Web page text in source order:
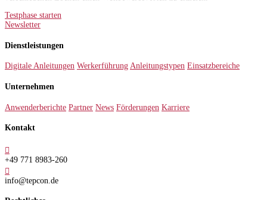
Testphase starten
Newsletter
Dienstleistungen
Digitale Anleitungen Werkerführung Anleitungstypen Einsatzbereiche
Unternehmen
Anwenderberichte Partner News Förderungen Karriere
Kontakt

+49 771 8983-260

info@tepcon.de